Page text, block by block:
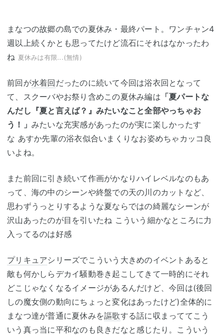
まなつの故郷の島での夏休み・最終パート。ワンチャン4
週以上続くかとも思ってたけど流石にそれはなかったわ
ね 夏休みは有限...(無情)
前回が水着回 だったのに続いて今回は浴衣回となって
て、スクーバやお祭り含めこの夏休み編は 「夏パートな
んだし『夏と言えば？』みたいなこと全部やっちゃお
う！」 みたいな充実感があったのが実に楽しかったす
な あすか先輩の浴衣似合いまくりなお姿めちゃカッコ良
いよね。
また前回に引き続いて作画がかなりハイレベルなのもあ
って、海の中のシーンや終盤での天の川のカットなど、
思わずうっとりするような夏ならではの綺麗なシーンが
沢山あったのが目を引いたね こういう細かなところに力
入ってるのは好感
プリキュアシリーズでこういう大きめのイベントあると
敵も何かしらデカイ騒動巻き起こしてきて一時的にそれ
どこじゃなくなるイメージがあるんだけど、今回は(後回
しの魔女側の動向にちょっと変化はあったけど)全体的に
まなつ達が普通に夏休みを謳歌する話に収まっててこう
いう真っ当に平和なのも良きだなと感じたり。こういう